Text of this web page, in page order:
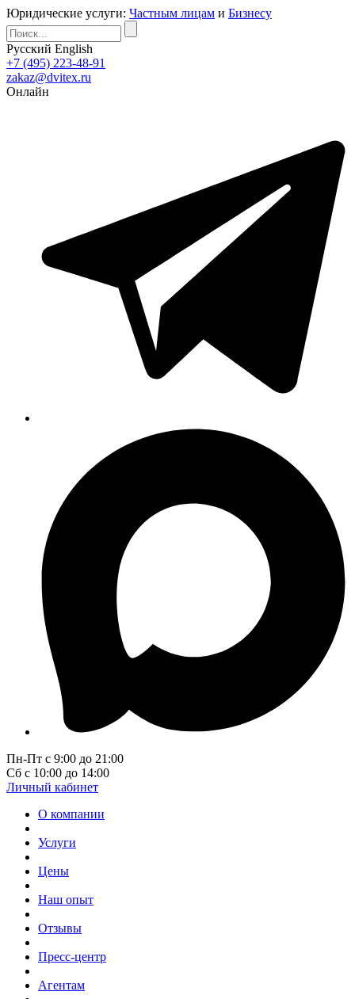
Юридические услуги: Частным лицам и Бизнесу
Русский English
+7 (495) 223-48-91
zakaz@dvitex.ru
Онлайн
Пн-Пт с 9:00 до 21:00
Сб с 10:00 до 14:00
Личный кабинет
О компании
Услуги
Цены
Наш опыт
Отзывы
Пресс-центр
Агентам